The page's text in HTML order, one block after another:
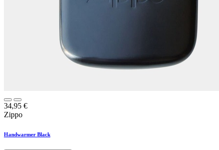
34,95 €
Zippo
Handwarmer Black